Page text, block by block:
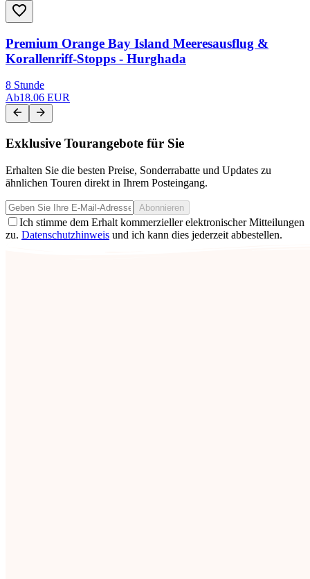
Premium Orange Bay Island Meeresausflug &
Korallenriff-Stopps - Hurghada
8 Stunde
Ab18.06 EUR
Exklusive Tourangebote für Sie
Erhalten Sie die besten Preise, Sonderrabatte und Updates zu
ähnlichen Touren direkt in Ihrem Posteingang.
Abonnieren
Ich stimme dem Erhalt kommerzieller elektronischer Mitteilungen
zu. Datenschutzhinweis und ich kann dies jederzeit abbestellen.